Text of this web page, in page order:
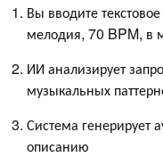
Вы вводите
мелодия, 70 BPM, в
ИИ анализирует
музыкальных
Система генерирует
описанию